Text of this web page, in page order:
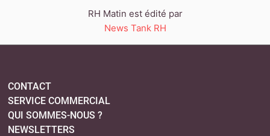
RH Matin est édité par
News Tank RH
CONTACT
SERVICE COMMERCIAL
QUI SOMMES-NOUS ?
NEWSLETTERS